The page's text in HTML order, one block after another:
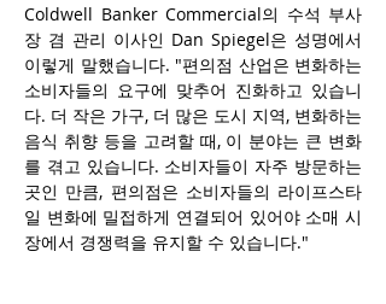
Coldwell Banker Commercial의 수석 부사
장 겸 관리 이사인 Dan Spiegel은 성명에서
이렇게 말했습니다. "편의점 산업은 변화하는
소비자들의 요구에 맞추어 진화하고 있습니
다. 더 작은 가구, 더 많은 도시 지역, 변화하는
음식 취향 등을 고려할 때, 이 분야는 큰 변화
를 겪고 있습니다. 소비자들이 자주 방문하는
곳인 만큼, 편의점은 소비자들의 라이프스타
일 변화에 밀접하게 연결되어 있어야 소매 시
장에서 경쟁력을 유지할 수 있습니다."